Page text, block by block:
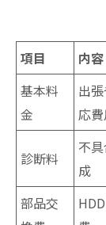
項目 内容
基本料
金
出
応
診断料
不
成
部品交